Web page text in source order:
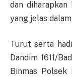
dan
yang jelas
Turut serta
Dandim 1611/
Binmas Polsek